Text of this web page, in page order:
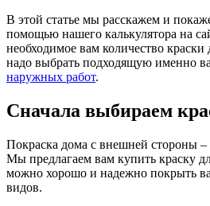
В этой статье мы расскажем и
помощью нашего калькулятора на
необходимое вам количество
надо выбрать подходящую именно
наружных работ.
Сначала выбираем
Покраска дома с внешней стороны –
Мы предлагаем вам купить краску
можно хорошо и надежно покрыть
видов.